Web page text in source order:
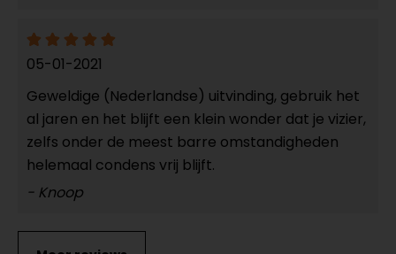
05-01-2021
Geweldige (Nederlandse) uitvinding, gebruik het
al jaren en het blijft een klein wonder dat je vizier,
zelfs onder de meest barre omstandigheden
helemaal condens vrij blijft.
- Knoop